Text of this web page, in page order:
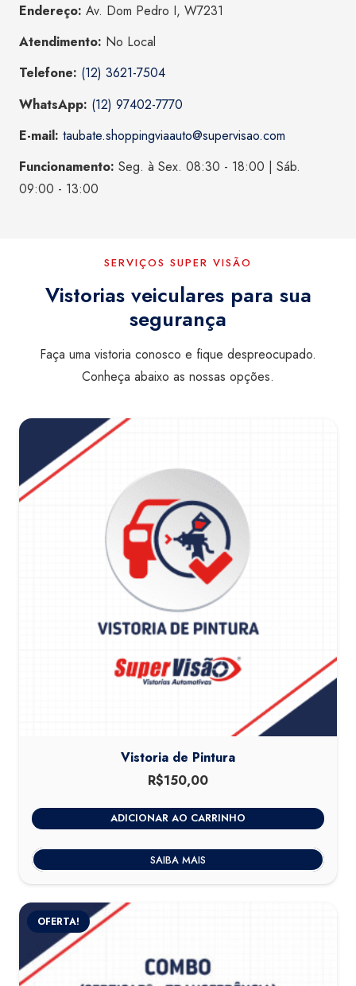
Endereço: Av. Dom Pedro I, W7231
Atendimento: No Local
Telefone: (12) 3621-7504
WhatsApp: (12) 97402-7770
E-mail: taubate.shoppingviaauto@supervisao.com
Funcionamento: Seg. à Sex. 08:30 - 18:00 | Sáb.
09:00 - 13:00
SERVIÇOS SUPER VISÃO
Vistorias veiculares para sua
segurança
Faça uma vistoria conosco e fique despreocupado.
Conheça abaixo as nossas opções.
Vistoria de Pintura
R$150,00
ADICIONAR AO CARRINHO
SAIBA MAIS
OFERTA!